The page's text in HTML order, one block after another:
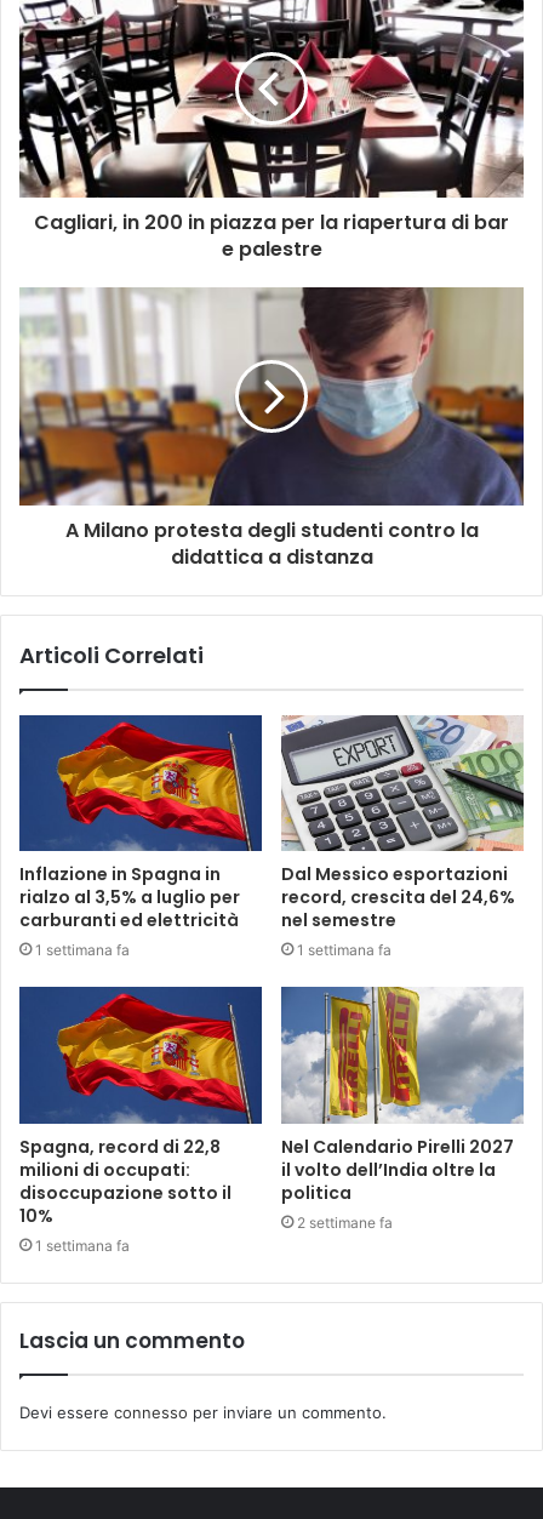
Cagliari, in 200 in piazza per la riapertura di bar
e palestre
A Milano protesta degli studenti contro la
didattica a distanza
Articoli Correlati
Inflazione in Spagna in
rialzo al 3,5% a luglio per
carburanti ed elettricità
1 settimana fa
Dal Messico esportazioni
record, crescita del 24,6%
nel semestre
1 settimana fa
Spagna, record di 22,8
milioni di occupati:
disoccupazione sotto il
10%
1 settimana fa
Nel Calendario Pirelli 2027
il volto dell’India oltre la
politica
2 settimane fa
Lascia un commento
Devi essere connesso per inviare un commento.